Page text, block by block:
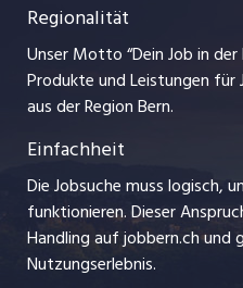
Ferienjobs
Management / Kader-Jobs
Arbeitgeber
Jobline
Impressum
Stellenmeldepflicht
myjob.ch
jobzüri.ch
ajourjob.ch
baernerbaer.ch
chmedia.ch
Regionalität
Unser Motto “Dein Job in
Produkte und Leistungen
aus der Region Bern.
Einfachheit
Die Jobsuche muss logisch,
funktionieren. Dieser
Handling auf jobbern.ch und
Nutzungserlebnis.